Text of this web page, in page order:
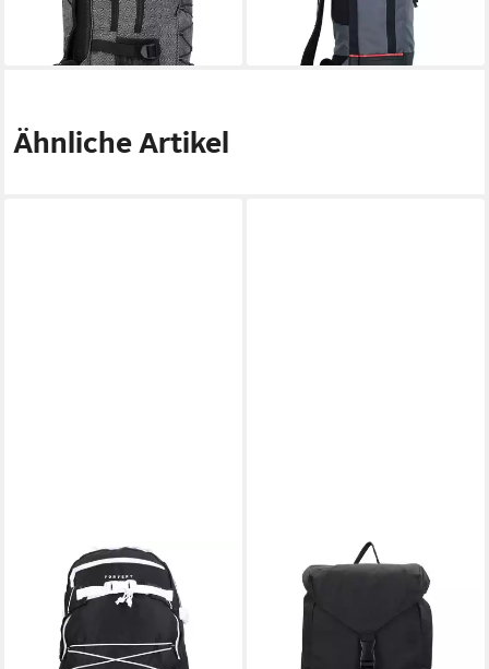
lieferbar - in 2-3 Werktagen bei dir lieferbar - in 2-3 Werktagen bei dir
Ähnliche Artikel